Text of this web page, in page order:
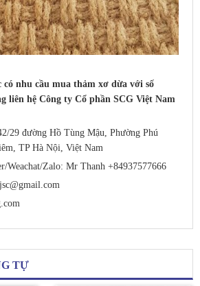
có nhu cầu mua thảm xơ dừa với số
liên hệ Công ty Cổ phần SCG Việt Nam
29 đường Hồ Tùng Mậu, Phường Phú
TP Hà Nội, Việt Nam
Weachat/Zalo: Mr Thanh +84937577666
TỰ